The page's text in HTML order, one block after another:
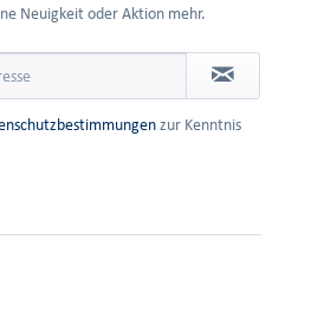
Neuigkeit oder Aktion mehr.
zur Kenntnis